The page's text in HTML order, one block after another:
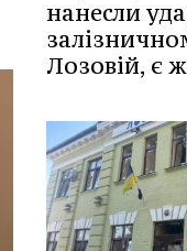
нанесли
Лозовій, є